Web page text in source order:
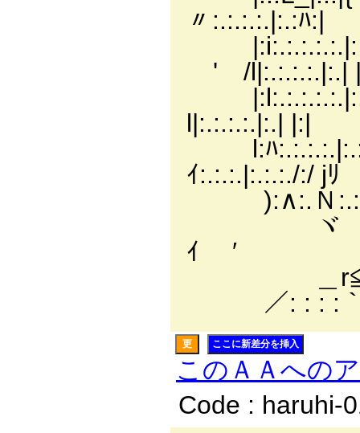
〃:.:.:.:.|:.:ﾊ:|
ゞ' /l|:.:.:.:.|:.|
l|:.:.:.:.|:.| |:|
l:ﾊ
ｲ:.:.:.|:.:.:./:/ jﾘ
):∧:.Ｎ
ヾ ＼ﾄ :.
ｲ ′
＿r≦⌒`
／: : : :｀
更 ここに新差分を挿入
このＡＡへの
Code : haruhi-